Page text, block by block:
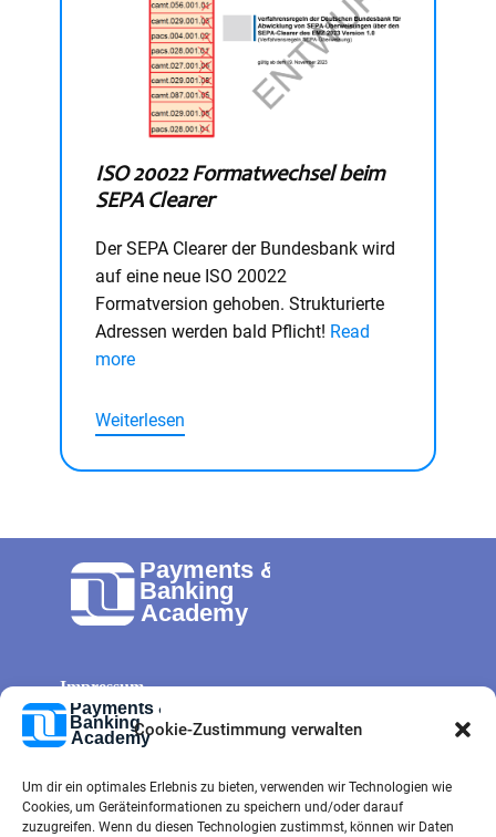
Cookie-Zustimmung verwalten
Um dir ein optimales Erlebnis zu bieten, verwenden wir Technologien wie
Cookies, um Geräteinformationen zu speichern und/oder darauf
zuzugreifen. Wenn du diesen Technologien zustimmst, können wir Daten
ISO 20022 Formatwechsel beim
SEPA Clearer
Der SEPA Clearer der Bundesbank wird
auf eine neue ISO 20022
Formatversion gehoben. Strukturierte
Adressen werden bald Pflicht! Read
more
Weiterlesen
Impressum
Allg. Geschäftsbedingungen
Cookie-Richtlinie
Datenschutz
Kontaktformular